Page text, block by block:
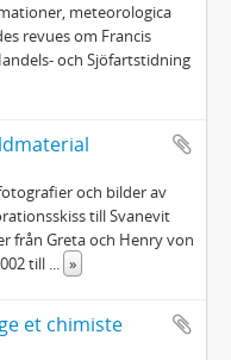
meteorologica
revues om Francis
och Sjöfartstidning
och bilder av
till Svanevit
från Greta och Henry von
till ... »
et chimiste